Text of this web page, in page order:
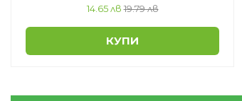
14.65 лв 19.79 лв
КУПИ